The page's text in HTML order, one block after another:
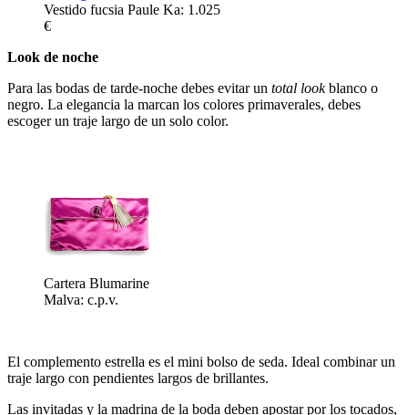
Vestido fucsia Paule Ka: 1.025
€
Look de noche
Para las bodas de tarde-noche debes evitar un total lookblanco o
negro. La elegancia la marcan los colores primaverales, debes
escoger un traje largo de un solo color.
Cartera Blumarine
Malva: c.p.v.
El complemento estrella es el mini bolso de seda. Ideal combinar un
traje largo con pendientes largos de brillantes.
Las invitadas y la madrina de la boda deben apostar por los tocados,